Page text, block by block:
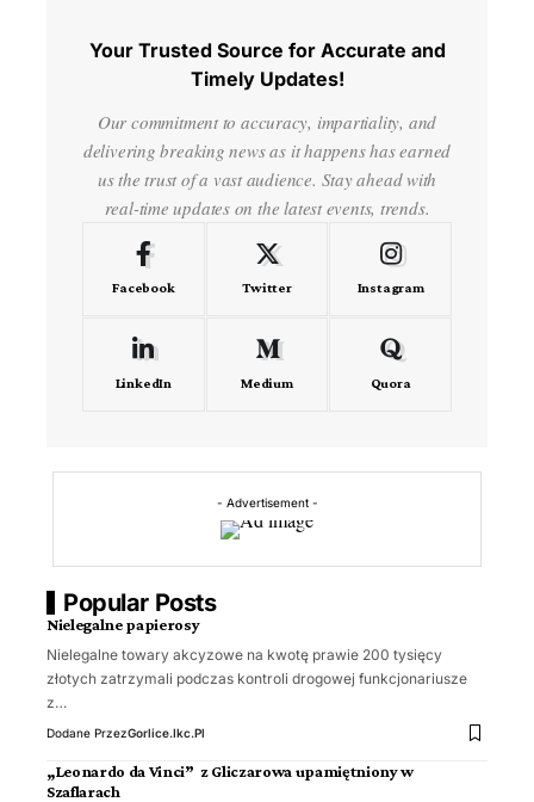
Your Trusted Source for Accurate and
Timely Updates!
Our commitment to accuracy, impartiality, and
delivering breaking news as it happens has earned
us the trust of a vast audience. Stay ahead with
real-time updates on the latest events, trends.
Facebook Twitter Instagram
LinkedIn Medium Quora
- Advertisement -
Popular Posts
Nielegalne papierosy
Nielegalne towary akcyzowe na kwotę prawie 200 tysięcy
złotych zatrzymali podczas kontroli drogowej funkcjonariusze
z…
Dodane PrzezGorlice.ikc.pl
„Leonardo da Vinci” z Gliczarowa upamiętniony w
Szaflarach